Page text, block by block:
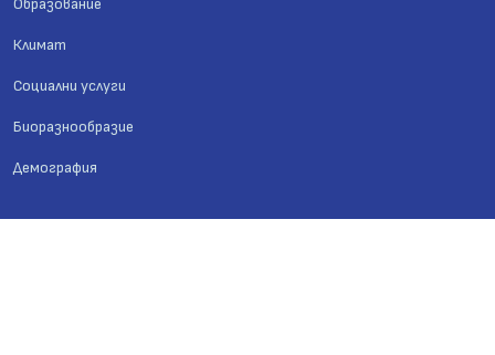
Климат
Социални услуги
Биоразнообразие
Демография